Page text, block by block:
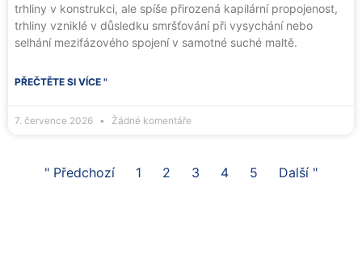
trhliny v konstrukci, ale spíše přirozená kapilární propojenost,
trhliny vzniklé v důsledku smršťování při vysychání nebo
selhání mezifázového spojení v samotné suché maltě.
PŘEČTĚTE SI VÍCE "
7. července 2026 Žádné komentáře
" Předchozí 1 2 3 4 5 Další "